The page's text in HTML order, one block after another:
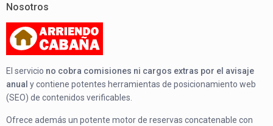
Nosotros
El servicio no cobra comisiones ni cargos extras por el avisaje
anual y contiene potentes herramientas de posicionamiento web
(SEO) de contenidos verificables.
Ofrece además un potente motor de reservas concatenable con